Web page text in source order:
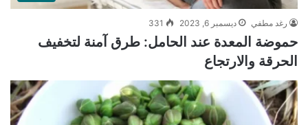
رغد مطفي ديسمبر 6, 2023 331
حموضة المعدة عند الحامل: طرق آمنة لتخفيف
الحرقة والارتجاع